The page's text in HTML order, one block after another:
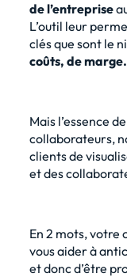
de l’entreprise
L’outil leur
clés que sont le
coûts, de
Mais l’essence
collaborateurs,
clients de
et des
En 2 mots, votre
vous aider à
et donc d’être